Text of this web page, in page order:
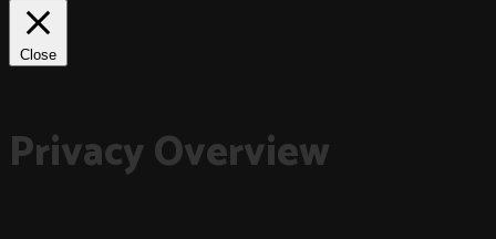
Close
Privacy Overview